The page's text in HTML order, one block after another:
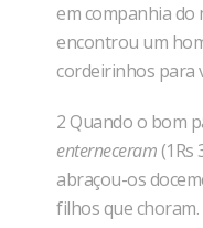
em companhia do
encontrou um
cordeirinhos para
2 Quando o bom
enterneceram(1Rs
abraçou-os
filhos que cho­ram.